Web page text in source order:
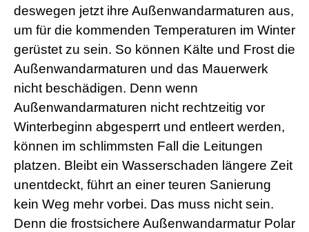
deswegen jetzt ihre Außenwandarmaturen aus,
um für die kommenden Temperaturen im Winter
gerüstet zu sein. So können Kälte und Frost die
Außenwandarmaturen und das Mauerwerk
nicht beschädigen. Denn wenn
Außenwandarmaturen nicht rechtzeitig vor
Winterbeginn abgesperrt und entleert werden,
können im schlimmsten Fall die Leitungen
platzen. Bleibt ein Wasserschaden längere Zeit
unentdeckt, führt an einer teuren Sanierung
kein Weg mehr vorbei. Das muss nicht sein.
Denn die frostsichere Außenwandarmatur Polar